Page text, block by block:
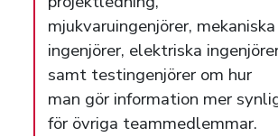
mjukvaruingenjörer, mekaniska
ingenjörer, elektriska
samt testingenjörer om hur
man gör information mer
för övriga teammedlemmar.